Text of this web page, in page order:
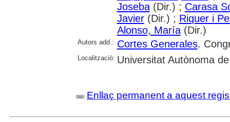
Joseba(Dir.) ; Carasa
Javier(Dir.) ; Riquer i
Alonso, María(Dir.)
Autors add.: Cortes Generales.
Localització: Universitat Autònoma
Enllaç permanent a aquest